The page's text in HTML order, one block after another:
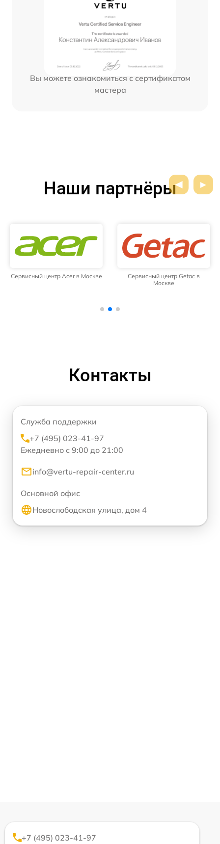
Вы можете ознакомиться с сертификатом
мастера
Наши партнёры
Сервисный центр Acer в Москве
Сервисный центр Getac в
Москве
Контакты
Служба поддержки
+7 (495) 023-41-97
Ежедневно с 9:00 до 21:00
info@vertu-repair-center.ru
Основной офис
Новослободская улица, дом 4
+7 (495) 023-41-97